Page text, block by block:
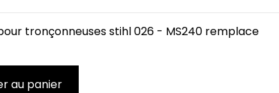
tronçonneuses stihl 026 - MS240 remplace
au panier